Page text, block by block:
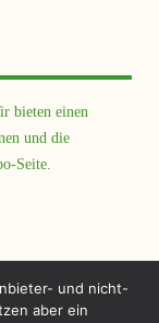
bieten einen
und die
Seite.
und nicht-
aber ein